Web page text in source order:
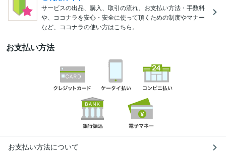
サービスの出品、購入、取引の流れ、お支払い方法・手数料
や、ココナラを安心・安全に使って頂くための制度やマナー
など、ココナラの使い方はこちら。
お支払い方法
お支払い方法について